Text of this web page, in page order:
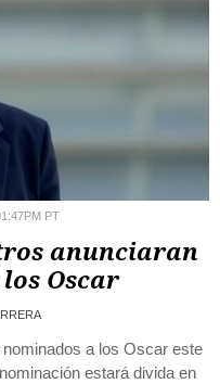
PT
anunciaran
Oscar
a los Oscar este
estará divida en